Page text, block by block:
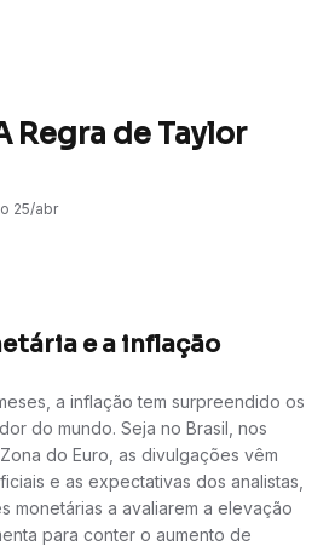
Regra de Taylor
25/abr
e a inflação
a inflação tem surpreendido os
do mundo. Seja no Brasil, nos
do Euro, as divulgações vêm
e as expectativas dos analistas,
monetárias a avaliarem a elevação
para conter o aumento de